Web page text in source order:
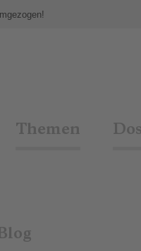
Themen